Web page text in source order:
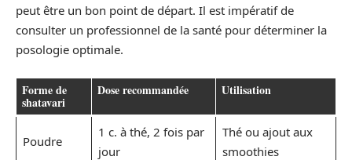
peut être un bon point de départ. Il est impératif de
consulter un professionnel de la santé pour déterminer la
posologie optimale.
Forme de
shatavari
Dose recommandée Utilisation
Poudre
1 c. à thé, 2 fois par
jour
Thé ou ajout aux
smoothies